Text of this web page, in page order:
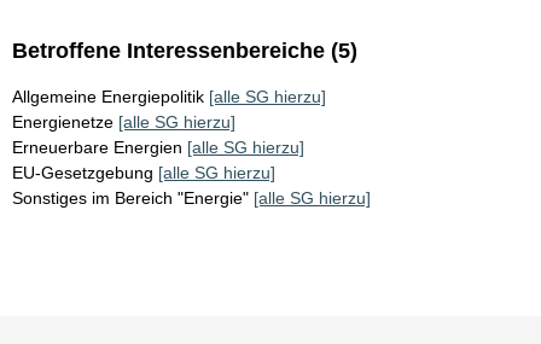
Betroffene Interessenbereiche (5)
Allgemeine Energiepolitik [alle SG hierzu]
Energienetze [alle SG hierzu]
Erneuerbare Energien [alle SG hierzu]
EU-Gesetzgebung [alle SG hierzu]
Sonstiges im Bereich "Energie" [alle SG hierzu]